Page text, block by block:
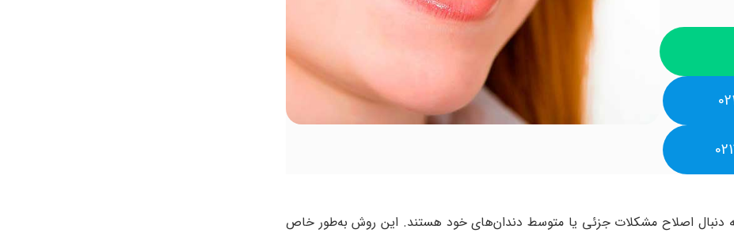
6 ماهه روی می‌آورند، به دنبال اصلاح مشکلات جزئی یا متوسط دندان‌های خود هستند. این روش به‌طور خاص